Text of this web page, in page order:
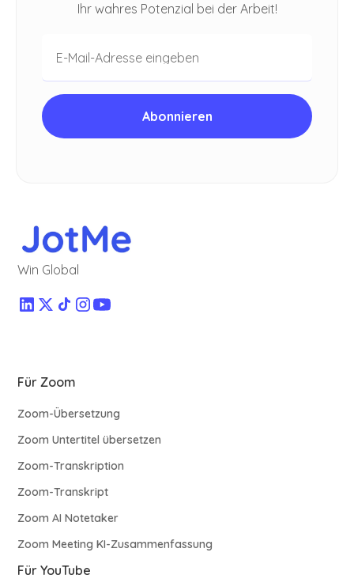
Ihr wahres Potenzial bei der Arbeit!
Win Global
Für Zoom
Zoom-Übersetzung
Zoom Untertitel übersetzen
Zoom-Transkription
Zoom-Transkript
Zoom AI Notetaker
Zoom Meeting KI-Zusammenfassung
Für YouTube